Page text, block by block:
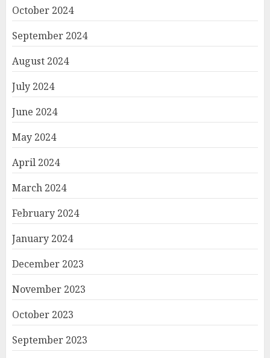
October 2024
September 2024
August 2024
July 2024
June 2024
May 2024
April 2024
March 2024
February 2024
January 2024
December 2023
November 2023
October 2023
September 2023